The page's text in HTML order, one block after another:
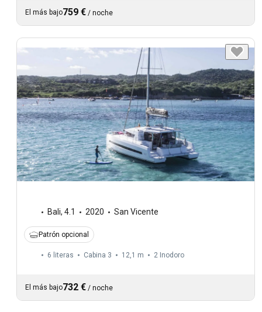
El más bajo759 € / noche
Bali, 4.1 2020 San Vicente
Patrón opcional
6 literas Cabina 3 12,1 m 2 Inodoro
El más bajo732 € / noche